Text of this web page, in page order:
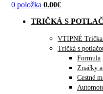
0 položka 0.00€
TRIČKÁ S
VTIPNÉ Trička
Tričká s
Formula
Značky
Cestné